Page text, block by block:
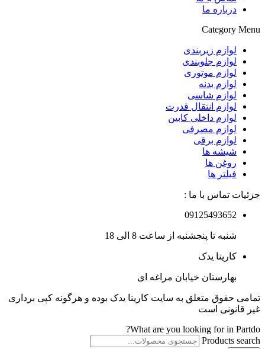
درباره ما
Category Menu
لوازم زیربندی
لوازم جلوبندی
لوازم موتوری
لوازم بدنه
لوازم شاسی
لوازم انتقال قدرت
لوازم داخلی کابین
لوازم مصرفی
لوازم برقی
شیشه ها
روغن ها
فیلتر ها
جزئیات تماس با ما :
09125493652
شنبه تا پنجشنبه از ساعت 8 الی 18
کارینا یدک
بهارستان خیابان مراغه ای
تمامی حقوق متعلق به سایت کارینا یدک بوده و هرگونه کپی برداری
غیر قانونی است
What are you looking for in Partdo?
Products search